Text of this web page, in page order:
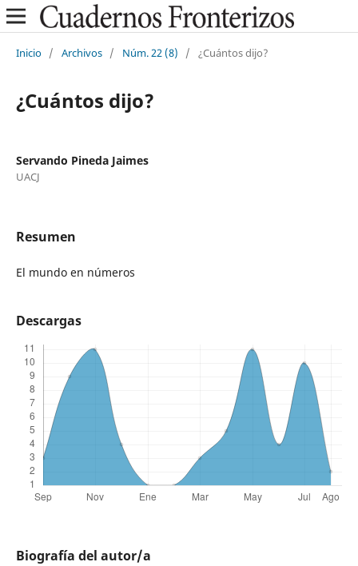
Inicio / Archivos / Núm. 22 (8) / ¿Cuántos dijo?
¿Cuántos dijo?
Servando Pineda Jaimes
UACJ
Resumen
El mundo en números
Descargas
Biografía del autor/a